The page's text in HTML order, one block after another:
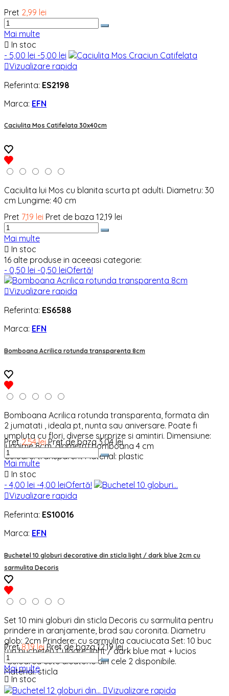
Pret 2,99 lei
Mai multe
 In stoc
- 5,00 lei -5,00 lei
Vizualizare rapida
Referinta: ES2198
Marca: EFN
Caciulita Mos Catifelata 30x40cm
Caciulita lui Mos cu blanita scurta pt adulti. Diametru: 30
cm Lungime: 40 cm
Pret 7,19 lei Pret de baza 12,19 lei
Mai multe
 In stoc
16 alte produse in aceeasi categorie:
- 0,50 lei -0,50 leiOfertă!
Vizualizare rapida
Referinta: ES6588
Marca: EFN
Bomboana Acrilica rotunda transparenta 8cm
Bomboana Acrilica rotunda transparenta, formata din
2 jumatati , ideala pt, nunta sau aniversare. Poate fi
umpluta cu flori, diverse surprize si amintiri. Dimensiune:
lungime 8cm, diametru bomboana 4 cm
Culoare: transparent Material: plastic
Pret 2,54 lei Pret de baza 3,04 lei
Mai multe
 In stoc
- 4,00 lei -4,00 leiOfertă!
Vizualizare rapida
Referinta: ES10016
Marca: EFN
Buchetel 10 globuri decorative din sticla light / dark blue 2cm cu
sarmulita Decoris
Set 10 mini globuri din sticla Decoris cu sarmulita pentru
prindere in aranjamente, brad sau coronita. Diametru
glob: 2cm Prindere: cu sarmulita cauciucata Set: 10 buc
(un buchetel) Culoare: light / dark blue mat + lucios
*Culoarea este aleatorie din cele 2 disponibile.
Material: sticla
Pret 8,19 lei Pret de baza 12,19 lei
Mai multe
 In stoc
Vizualizare rapida